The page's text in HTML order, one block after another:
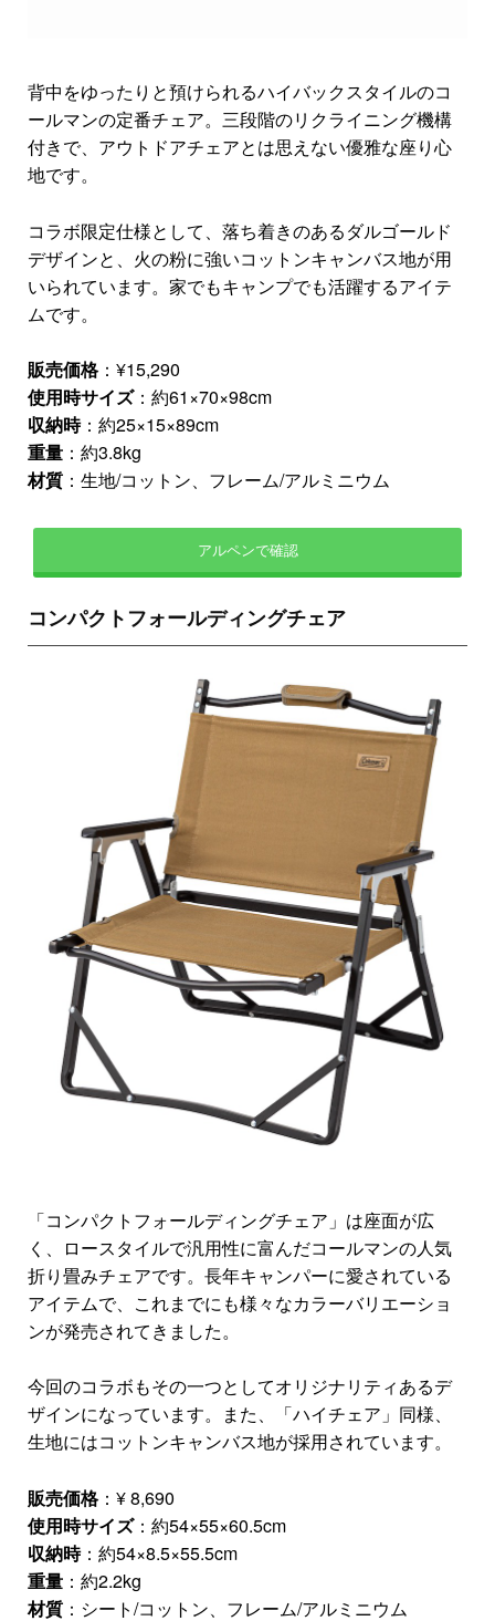
背中をゆったりと預けられるハイバックスタイルのコ
ールマンの定番チェア。三段階のリクライニング機構
付きで、アウトドアチェアとは思えない優雅な座り心
地です。
コラボ限定仕様として、落ち着きのあるダルゴールド
デザインと、火の粉に強いコットンキャンバス地が用
いられています。家でもキャンプでも活躍するアイテ
ムです。
販売価格：¥15,290
使用時サイズ：約61×70×98cm
収納時：約25×15×89cm
重量 ：約3.8kg
材質 ：生地/コットン、フレーム/アルミニウム
アルペンで確認
コンパクトフォールディングチェア
「コンパクトフォールディングチェア」は座面が広
く、ロースタイルで汎用性に富んだコールマンの人気
折り畳みチェアです。長年キャンパーに愛されている
アイテムで、これまでにも様々なカラーバリエーショ
ンが発売されてきました。
今回のコラボもその一つとしてオリジナリティあるデ
ザインになっています。また、「ハイチェア」同様、
生地にはコットンキャンバス地が採用されています。
販売価格：¥ 8,690
使用時サイズ：約54×55×60.5cm
収納時：約54×8.5×55.5cm
重量 ：約2.2kg
材質 ：シート/コットン、フレーム/アルミニウム